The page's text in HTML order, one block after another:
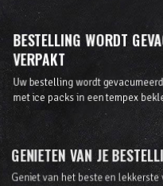
BESTELLING WORDT
VERPAKT
Uw bestelling wordt
met ice packs in een tempex
GENIETEN VAN JE
Geniet van het beste en